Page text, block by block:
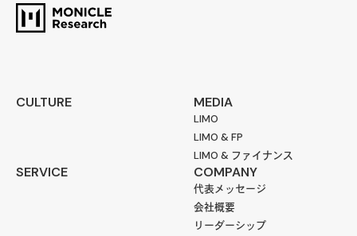
CULTURE MEDIA
LIMO
LIMO & FP
LIMO & ファイナンス
SERVICE COMPANY
代表メッセージ
会社概要
リーダーシップ